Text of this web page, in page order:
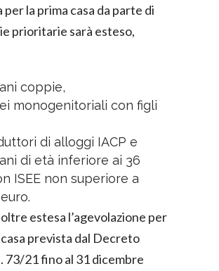
per la prima casa da parte di
prioritarie sarà esteso,
coppie,
monogenitoriali con figli
di alloggi IACP e
di età inferiore ai 36
ISEE non superiore a
estesa l’agevolazione per
prevista dal Decreto
73/21 fino al 31 dicembre